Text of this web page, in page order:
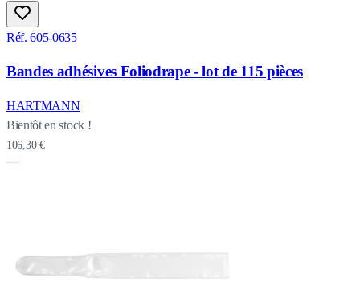
Réf. 605-0635
Bandes adhésives Foliodrape - lot de 115 pièces
HARTMANN
Bientôt en stock !
106,30 €